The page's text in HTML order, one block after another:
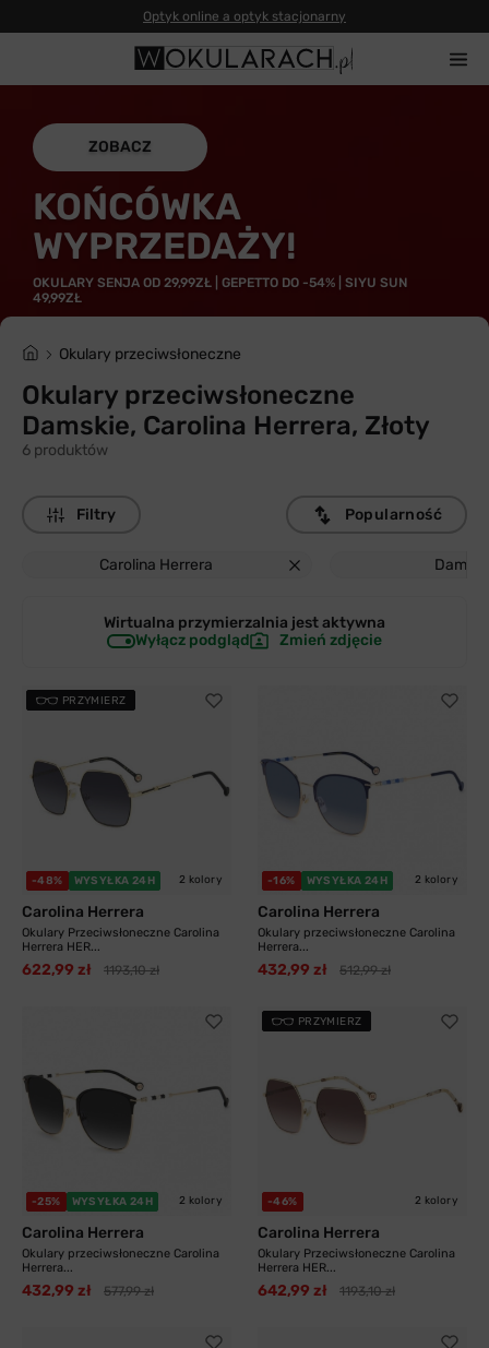
Optyk online a optyk stacjonarny
ZOBACZ
KOŃCÓWKA
WYPRZEDAŻY!
OKULARY SENJA OD 29,99ZŁ | GEPETTO DO -54% | SIYU SUN
49,99ZŁ
Okulary przeciwsłoneczne
Okulary przeciwsłoneczne
Damskie, Carolina Herrera, Złoty
6 produktów
Filtry
Carolina Herrera
Popularność
Wirtualna przymierzalnia jestaktywna
Wyłącz podgląd
Zmień zdjęcie
PRZYMIERZ
-48% WYSYŁKA 24H 2 kolory
Carolina Herrera
Okulary Przeciwsłoneczne Carolina
Herrera HER...
622,99 zł 1193,10 zł
-16% WYSYŁKA 24H 2 kolory
Carolina Herrera
Okulary przeciwsłoneczne Carolina
Herrera...
432,99 zł 512,99 zł
-25% WYSYŁKA 24H 2 kolory
Carolina Herrera
Okulary przeciwsłoneczne Carolina
Herrera...
432,99 zł 577,99 zł
PRZYMIERZ
-46% 2 kolory
Carolina Herrera
Okulary Przeciwsłoneczne Carolina
Herrera HER...
642,99 zł 1193,10 zł